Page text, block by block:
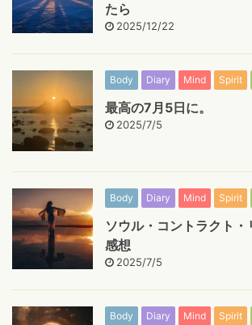
たら
2025/12/22
Body Diary Mind Spirit
最高の7月5日に。
2025/7/5
Body Diary Mind Spirit
ソウル・コントラクト
感想
2025/7/5
Body Diary Mind Spirit